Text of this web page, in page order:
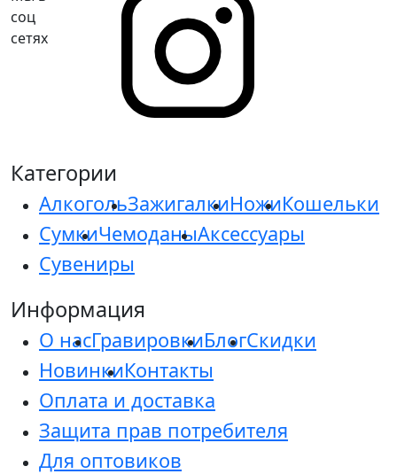
соц
сетях
Категории
АлкогольЗажигалкиНожиКошельки
СумкиЧемоданыАксессуары
Сувениры
Информация
О насГравировкиБлогСкидки
НовинкиКонтакты
Оплата и доставка
Защита прав потребителя
Для оптовиков